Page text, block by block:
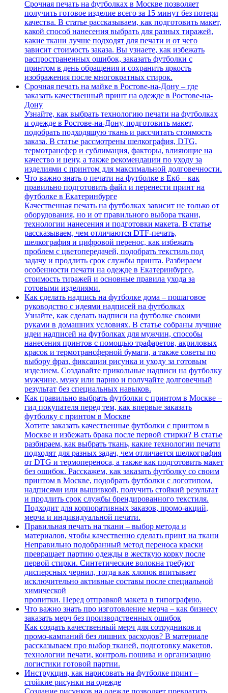
Срочная печать на футболках в Москве позволяет
получить готовое изделие всего за 15 минут без потери
качества. В статье рассказываем, как подготовить макет,
какой способ нанесения выбрать для разных тиражей,
какие ткани лучше подходят для печати и от чего
зависит стоимость заказа. Вы узнаете, как избежать
распространенных ошибок, заказать футболки с
принтом в день обращения и сохранить яркость
изображения после многократных стирок.
Срочная печать на майке в Ростове-на-Дону – где
заказать качественный принт на одежде в Ростове-на-
Дону
Узнайте, как выбрать технологию печати на футболках
и одежде в Ростове-на-Дону, подготовить макет,
подобрать подходящую ткань и рассчитать стоимость
заказа. В статье рассмотрены шелкография, DTG,
термотрансфер и сублимация, факторы, влияющие на
качество и цену, а также рекомендации по уходу за
изделиями с принтом для максимальной долговечности.
Что важно знать о печати на футболке в Екб – как
правильно подготовить файл и перенести принт на
футболке в Екатеринбурге
Качественная печать на футболках зависит не только от
оборудования, но и от правильного выбора ткани,
технологии нанесения и подготовки макета. В статье
рассказываем, чем отличаются DTF-печать,
шелкография и цифровой перенос, как избежать
проблем с цветопередачей, подобрать текстиль под
задачу и продлить срок службы принта. Разбираем
особенности печати на одежде в Екатеринбурге,
стоимость тиражей и основные правила ухода за
готовыми изделиями.
Как сделать надпись на футболке дома – пошаговое
руководство с идеями надписей на футболках
Узнайте, как сделать надписи на футболке своими
руками в домашних условиях. В статье собраны лучшие
идеи надписей на футболках для мужчин, способы
нанесения принтов с помощью трафаретов, акриловых
красок и термотрансферной бумаги, а также советы по
выбору фраз, фиксации рисунка и уходу за готовым
изделием. Создавайте прикольные надписи на футболку
мужчине, мужу или парню и получайте долговечный
результат без специальных навыков.
Как правильно выбрать футболки с принтом в Москве –
гид покупателя перед тем, как впервые заказать
футболку с принтом в Москве
Хотите заказать качественные футболки с принтом в
Москве и избежать брака после первой стирки? В статье
разбираем, как выбрать ткань, какие технологии печати
подходят для разных задач, чем отличается шелкография
от DTG и термопереноса, а также как подготовить макет
без ошибок. Расскажем, как заказать футболку со своим
принтом в Москве, подобрать футболки с логотипом,
надписями или вышивкой, получить стойкий результат
и продлить срок службы брендированного текстиля.
Подходит для корпоративных заказов, промо-акций,
мерча и индивидуальной печати.
Правильная печать на ткани – выбор метода и
материалов, чтобы качественно сделать принт на ткани
Неправильно подобранный метод переноса краски
превращает партию одежды в жесткую корку после
первой стирки. Синтетические волокна требуют
дисперсных чернил, тогда как хлопок впитывает
исключительно активные составы после специальной
химической
пропитки. Перед отправкой макета в типографию.
Что важно знать про изготовление мерча – как бизнесу
заказать мерч без производственных ошибок
Как создать качественный мерч для сотрудников и
промо-кампаний без лишних расходов? В материале
рассказываем про выбор тканей, подготовку макетов,
технологии печати, контроль пошива и организацию
логистики готовой партии.
Инструкция, как нарисовать на футболке принт –
стойкие рисунки на одежде